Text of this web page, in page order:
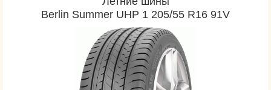
Berlin Summer UHP 1 205/55 R16 91V